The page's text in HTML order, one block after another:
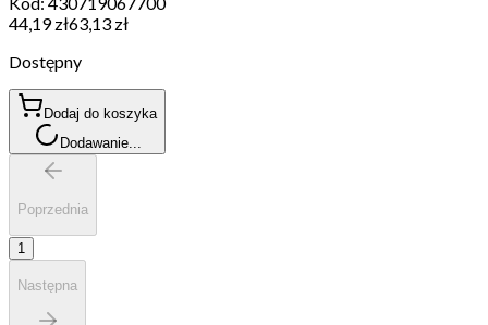
44,19 zł63,13 zł
Dostępny
Dodaj do koszyka
Dodawanie...
Poprzednia
1
Następna